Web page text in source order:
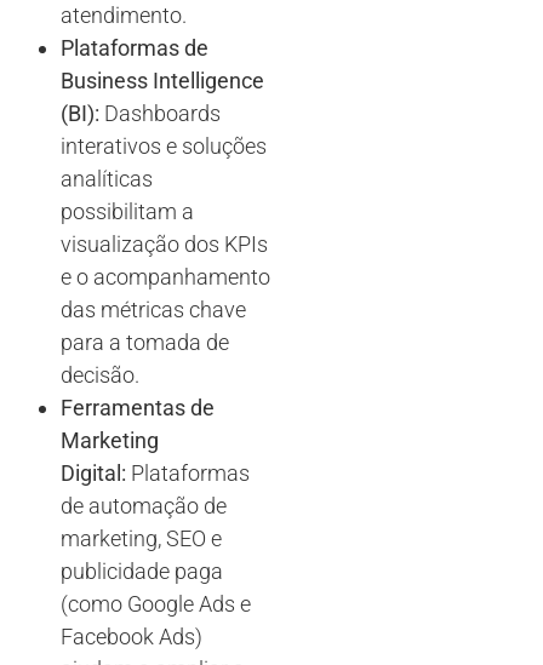
atendimento.
Plataformas de
Business Intelligence
(BI): Dashboards
interativos e soluções
analíticas
possibilitam a
visualização dos KPIs
e o acompanhamento
das métricas chave
para a tomada de
decisão.
Ferramentas de
Marketing
Digital: Plataformas
de automação de
marketing, SEO e
publicidade paga
(como Google Ads e
Facebook Ads)